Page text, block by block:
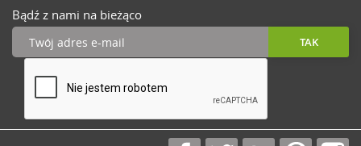
Bądź z nami na bieżąco